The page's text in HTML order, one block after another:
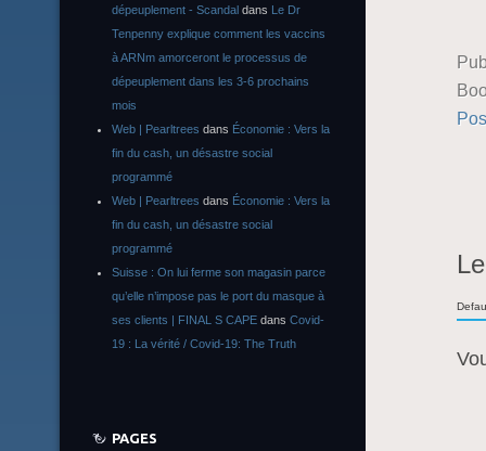
dépeuplement - Scandal dans Le Dr
Tenpenny explique comment les vaccins
à ARNm amorceront le processus de
dépeuplement dans les 3-6 prochains
mois
Web | Pearltrees dans Économie : Vers la
fin du cash, un désastre social
programmé
Web | Pearltrees dans Économie : Vers la
fin du cash, un désastre social
programmé
Suisse : On lui ferme son magasin parce
qu’elle n’impose pas le port du masque à
ses clients | FINAL S CAPE dans Covid-
19 : La vérité / Covid-19: The Truth
PAGES